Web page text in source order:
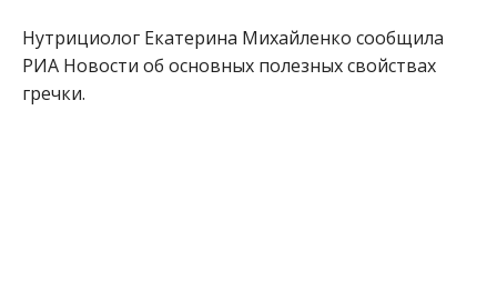
Нутрициолог Екатерина Михайленко сообщила
РИА Новости об основных полезных свойствах
гречки.